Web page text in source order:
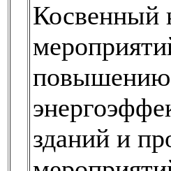
Косвенный
повышению
зданий и